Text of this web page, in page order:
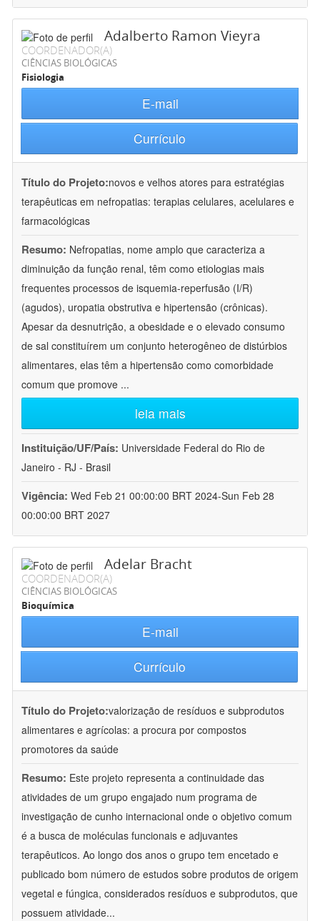
Adalberto Ramon Vieyra
COORDENADOR(A)
CIÊNCIAS BIOLÓGICAS
Fisiologia
E-mail
Currículo
Título do Projeto:novos e velhos atores para estratégias
terapêuticas em nefropatias: terapias celulares, acelulares e
farmacológicas
Resumo: Nefropatias, nome amplo que caracteriza a
diminuição da função renal, têm como etiologias mais
frequentes processos de isquemia-reperfusão (I/R)
(agudos), uropatia obstrutiva e hipertensão (crônicas).
Apesar da desnutrição, a obesidade e o elevado consumo
de sal constituírem um conjunto heterogêneo de distúrbios
alimentares, elas têm a hipertensão como comorbidade
comum que promove ...
leia mais
Instituição/UF/País: Universidade Federal do Rio de
Janeiro - RJ - Brasil
Vigência: Wed Feb 21 00:00:00 BRT 2024-Sun Feb 28
00:00:00 BRT 2027
Adelar Bracht
COORDENADOR(A)
CIÊNCIAS BIOLÓGICAS
Bioquímica
E-mail
Currículo
Título do Projeto:valorização de resíduos e subprodutos
alimentares e agrícolas: a procura por compostos
promotores da saúde
Resumo: Este projeto representa a continuidade das
atividades de um grupo engajado num programa de
investigação de cunho internacional onde o objetivo comum
é a busca de moléculas funcionais e adjuvantes
terapêuticos. Ao longo dos anos o grupo tem encetado e
publicado bom número de estudos sobre produtos de origem
vegetal e fúngica, considerados resíduos e subprodutos, que
possuem atividade...